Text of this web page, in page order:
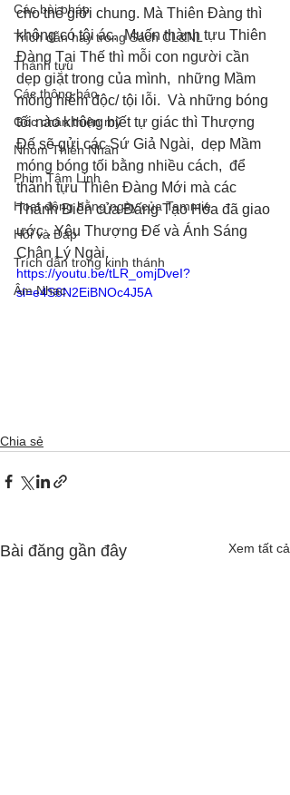
Các bài pháp
Trích dẫn hay trong Sách CL&NL
Thành tựu
Các thông báo
Góc chân thiện mỹ
Nhóm Thiên Nhãn
Phim Tâm Linh
Hoạt động hằng ngày của Tammie
Hỏi và Đáp
Trích dẫn trong kinh thánh
Âm Nhạc
cho thế giới chung. Mà Thiên Đàng thì
không có tội ác.  Muốn thành tựu Thiên
Đàng Tại Thế thì mỗi con người cần
dẹp giặt trong của mình,  những Mầm
mống hiểm độc/ tội lỗi.  Và những bóng
tối nào không biết tự giác thì Thượng
Đế sẽ gửi các Sứ Giả Ngài,  dẹp Mầm
móng bóng tối bằng nhiều cách,  để
thành tựu Thiên Đàng Mới mà các
Thánh Điển của Đấng Tạo Hóa đã giao
ước . Yêu Thượng Đế và Ánh Sáng
Chân Lý Ngài.
https://youtu.be/tLR_omjDveI?
si=e4S6N2EiBNOc4J5A
Chia sẻ
Bài đăng gần đây Xem tất cả